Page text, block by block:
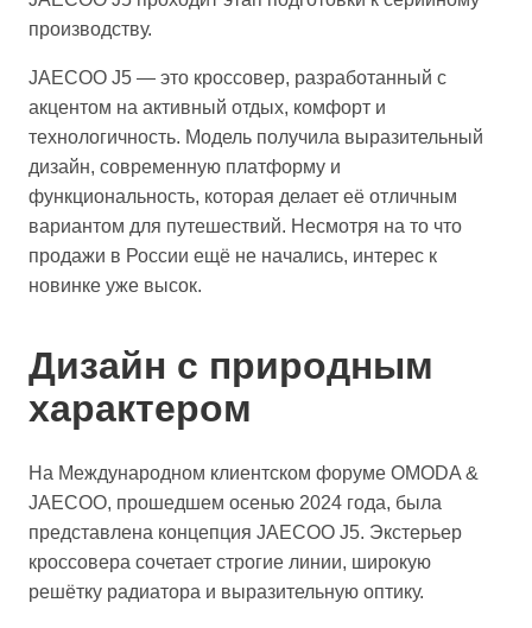
производству.
JAECOO J5 — это кроссовер, разработанный с
акцентом на активный отдых, комфорт и
технологичность. Модель получила выразительный
дизайн, современную платформу и
функциональность, которая делает её отличным
вариантом для путешествий. Несмотря на то что
продажи в России ещё не начались, интерес к
новинке уже высок.
Дизайн с природным
характером
На Международном клиентском форуме OMODA &
JAECOO, прошедшем осенью 2024 года, была
представлена концепция JAECOO J5. Экстерьер
кроссовера сочетает строгие линии, широкую
решётку радиатора и выразительную оптику.